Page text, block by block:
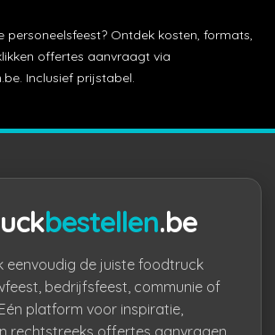
personeelsfeest? Ontdek kosten, formats,
offertes aanvraagt via
Inclusief prijstabel.
bestellen.be
eenvoudig de juiste foodtruck
bedrijfsfeest, communie of
platform voor inspiratie,
rechtstreeks offertes aanvragen.